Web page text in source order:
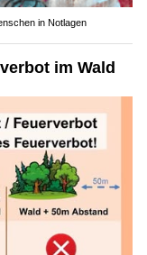
in Notlagen
im Wald